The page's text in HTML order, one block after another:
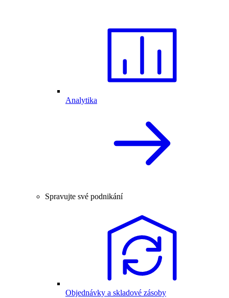
Analytika
Spravujte své podnikání
Objednávky a skladové zásoby